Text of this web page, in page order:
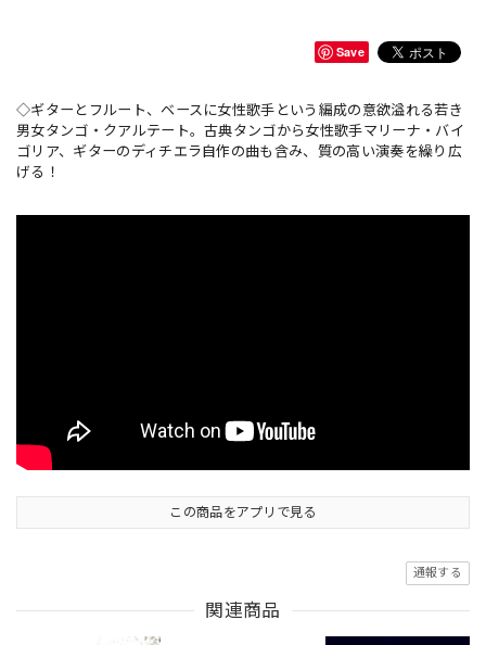
Save
◇ギターとフルート、ベースに女性歌手という編成の意欲溢れる若き
男女タンゴ・クアルテート。古典タンゴから女性歌手マリーナ・バイ
ゴリア、ギターのディチエラ自作の曲も含み、質の高い演奏を繰り広
げる！
この商品をアプリで見る
通報する
関連商品